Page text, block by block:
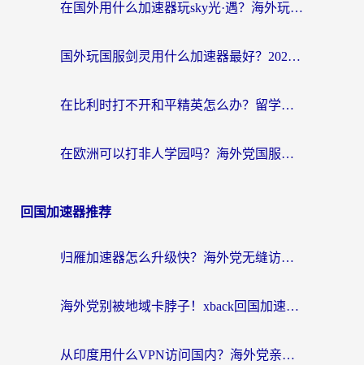
在国外用什么加速器玩sky光·遇？海外玩家国服畅玩终极指南（附魔兽世界狂暴传奇解决方案）
国外玩国服剑灵用什么加速器最好？2026海外玩家亲测指南（附魔兽世界怀旧服精灵之境加速技巧）
在比利时打不开和平精英怎么办？留学生亲测有效的国服游戏加速方案
在欧洲可以打非人学园吗？海外党国服游戏不卡顿的终极指南
回国加速器推荐
归雁加速器怎么升级快？海外党无缝访问国内资源的全攻略（附免费VPN推荐Dcard热门款）
海外党别被地域卡脖子！xback回国加速器选择全攻略，轻松刷剧玩国服
从印度用什么VPN访问国内？海外党亲测的无缝回国上网指南